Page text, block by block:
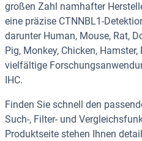
großen Zahl namhafter
eine präzise CTNNBL1-
darunter Human, Mouse, Rat,
Pig, Monkey, Chicken,
vielfältige
IHC.
Finden Sie schnell den
Such-, Filter- und
Produktseite stehen Ihnen